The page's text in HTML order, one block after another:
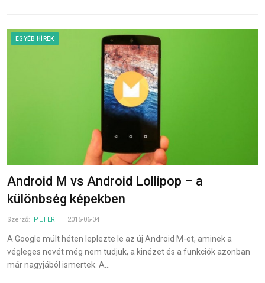
EGYÉB HÍREK
Android M vs Android Lollipop – a
különbség képekben
Szerző: PÉTER 2015-06-04
A Google múlt héten leplezte le az új Android M-et, aminek a
végleges nevét még nem tudjuk, a kinézet és a funkciók azonban
már nagyjából ismertek. A…